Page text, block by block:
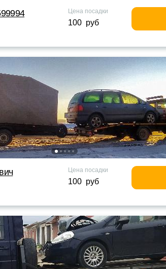
Цена посадки
100 руб
Цена посадки
100 руб